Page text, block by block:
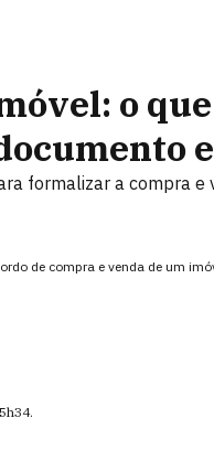
o
formalizar a compra
de compra e venda de um
.